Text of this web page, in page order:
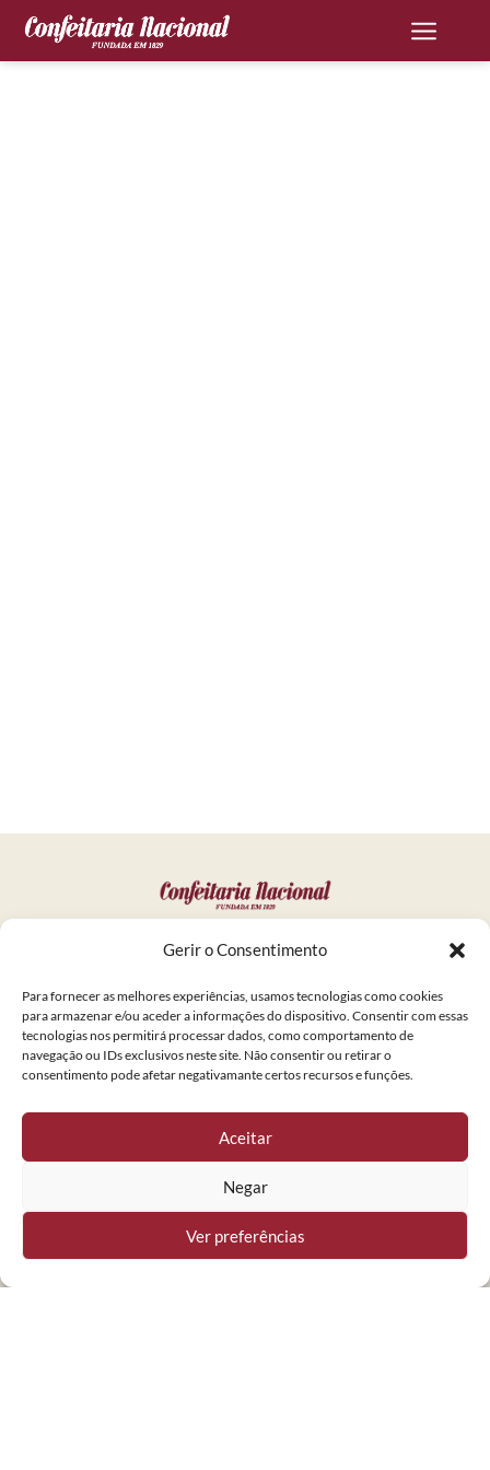
Gerir o Consentimento
Para fornecer as melhores experiências, usamos tecnologias como cookies
para armazenar e/ou aceder a informações do dispositivo. Consentir com essas
tecnologias nos permitirá processar dados, como comportamento de
navegação ou IDs exclusivos neste site. Não consentir ou retirar o
consentimento pode afetar negativamante certos recursos e funções.
Aceitar
Negar
Ver preferências
SUPPORT
Terms and Conditions
Complaint book
INFORMATION
Café Balthazar
About us
Menus